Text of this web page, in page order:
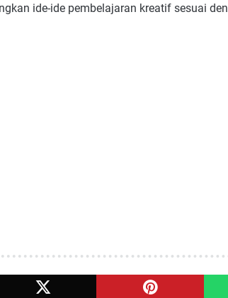
ide-ide pembelajaran kreatif sesuai